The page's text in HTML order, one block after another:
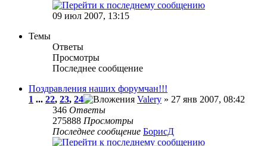
09 июл 2007, 13:15
Темы
Ответы
Просмотры
Последнее сообщение
Поздравления наших форумчан!!!
1 ... 22, 23, 24 Valery » 27 янв 2007, 08:42
346 Ответы
275888 Просмотры
Последнее сообщение БорисД